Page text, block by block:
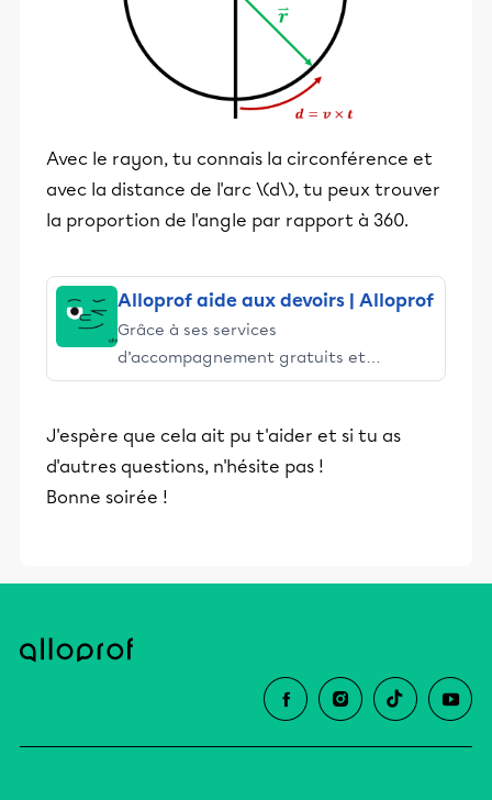
Avec le rayon, tu connais la circonférence et
avec la distance de l'arc \(d\), tu peux trouver
la proportion de l'angle par rapport à 360.
Alloprof aide aux devoirs | Alloprof
Grâce à ses services
d’accompagnement gratuits et
stimulants, Alloprof engage les élèves
éducative.
J'espère que cela ait pu t'aider et si tu as
d'autres questions, n'hésite pas !
Bonne soirée !